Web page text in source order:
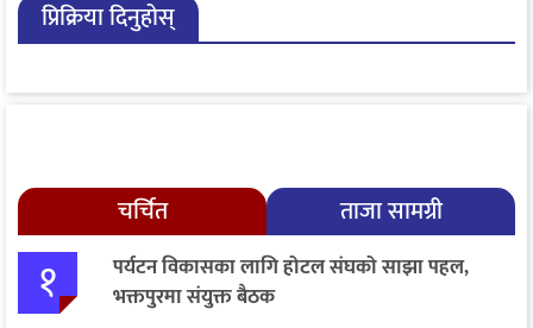
प्रिक्रिया दिनुहोस्
चर्चित ताजा सामग्री
१
पर्यटन विकासका लागि होटल संघको साझा पहल,
भक्तपुरमा संयुक्त बैठक